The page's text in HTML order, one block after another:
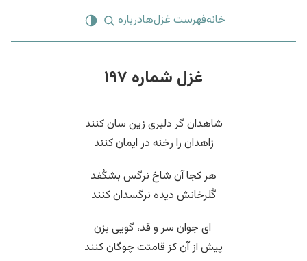
خانهفهرست غزل‌هادرباره
غزل شماره ۱۹۷
شاهدان گر دلبری زین سان کنند
زاهدان را رخنه در ایمان کنند
هر کجا آن شاخ نرگس بشکُفد
گُلرخانش دیده نرگسدان کنند
‌ ای جوان سر و قد، گویی بزن
پیش از آن کز قامتت چوگان کنند